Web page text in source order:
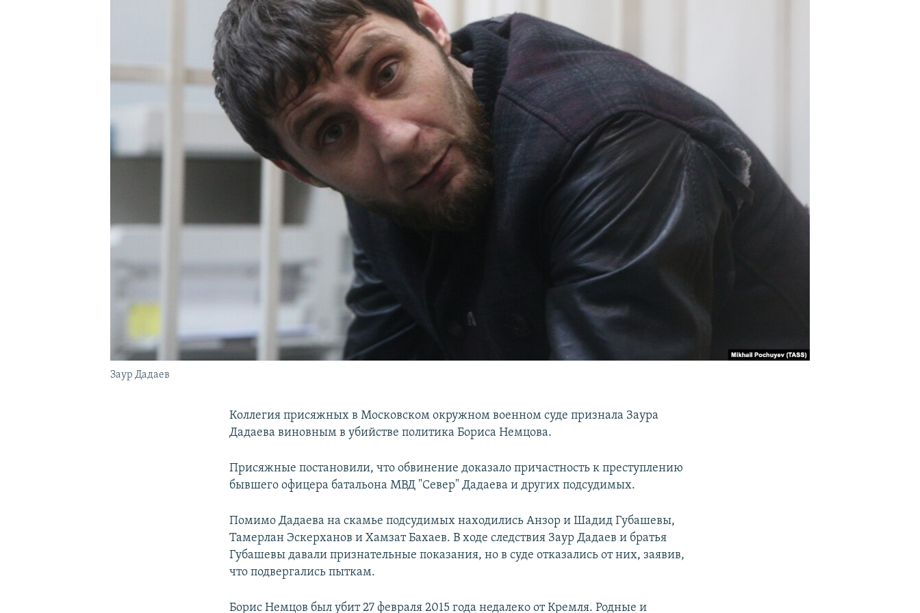
Заур Дадаев
Коллегия присяжных в Московском окружном военном суде признала Заура
Дадаева виновным в убийстве политика Бориса Немцова.
Присяжные постановили, что обвинение доказало причастность к преступлению
бывшего офицера батальона МВД "Север" Дадаева и других подсудимых.
Помимо Дадаева на скамье подсудимых находились Анзор и Шадид Губашевы,
Тамерлан Эскерханов и Хамзат Бахаев. В ходе следствия Заур Дадаев и братья
Губашевы давали признательные показания, но в суде отказались от них, заявив,
что подвергались пыткам.
Борис Немцов был убит 27 февраля 2015 года недалеко от Кремля. Родные и